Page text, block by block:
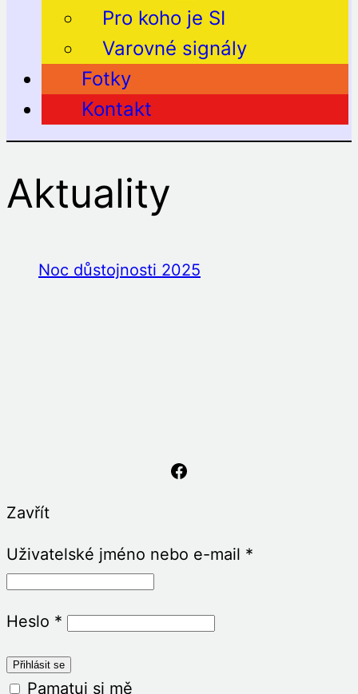
Pro koho je SI
Varovné signály
Fotky
Kontakt
Aktuality
Noc důstojnosti 2025
Asociace Senzorické Integrace
Zavřít
Uživatelské jméno nebo e-mail *
Heslo *
Pamatuj si mě